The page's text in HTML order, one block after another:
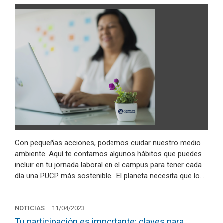
Con pequeñas acciones, podemos cuidar nuestro medio
ambiente. Aquí te contamos algunos hábitos que puedes
incluir en tu jornada laboral en el campus para tener cada
día una PUCP más sostenible. El planeta necesita que lo…
NOTICIAS 11/04/2023